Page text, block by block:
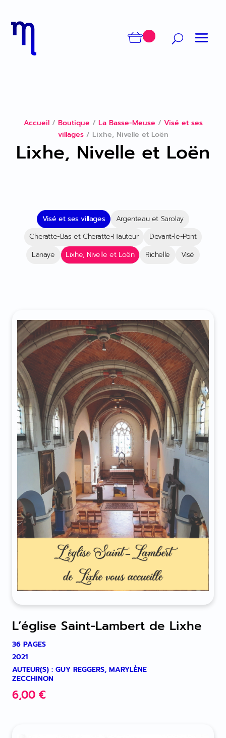
Accueil/ Boutique / La Basse-Meuse / Visé et ses
villages/ Lixhe, Nivelle et Loën
Lixhe, Nivelle et Loën
Visé et ses villages
Argenteau et Sarolay
Cheratte-Bas et Cheratte-Hauteur
Devant-le-Pont
Lanaye
Lixhe, Nivelle et Loën Richelle Visé
L’église Saint-Lambert de Lixhe
36 PAGES
2021
AUTEUR(S) : GUY REGGERS, MARYLÈNE
ZECCHINON
6,00 €